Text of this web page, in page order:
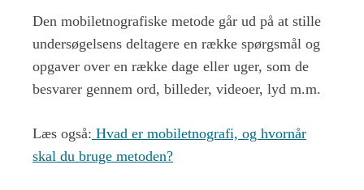
Den mobiletnografiske metode går ud på at stille
undersøgelsens deltagere en række spørgsmål og
opgaver over en række dage eller uger, som de
besvarer gennem ord, billeder, videoer, lyd m.m.
Læs også: Hvad er mobiletnografi, og hvornår
skal du bruge metoden?